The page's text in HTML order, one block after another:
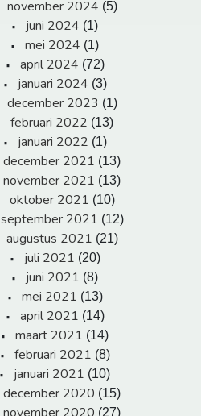
november 2024 (5)
juni 2024 (1)
mei 2024 (1)
april 2024 (72)
januari 2024 (3)
december 2023 (1)
februari 2022 (13)
januari 2022 (1)
december 2021 (13)
november 2021 (13)
oktober 2021 (10)
september 2021 (12)
augustus 2021 (21)
juli 2021 (20)
juni 2021 (8)
mei 2021 (13)
april 2021 (14)
maart 2021 (14)
februari 2021 (8)
januari 2021 (10)
december 2020 (15)
(27)